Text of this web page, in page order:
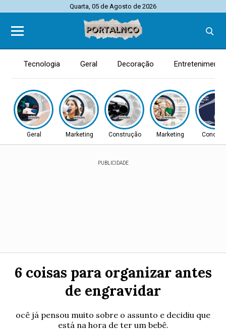
Quarta, 05 de Agosto de 2026
Tecnologia Geral Decoração Entretenimento
Geral Marketing Construção Marketing
PUBLICIDADE
6 coisas para organizar antes
de engravidar
ocê já pensou muito sobre o assunto e decidiu que
está na hora de ter um bebê.